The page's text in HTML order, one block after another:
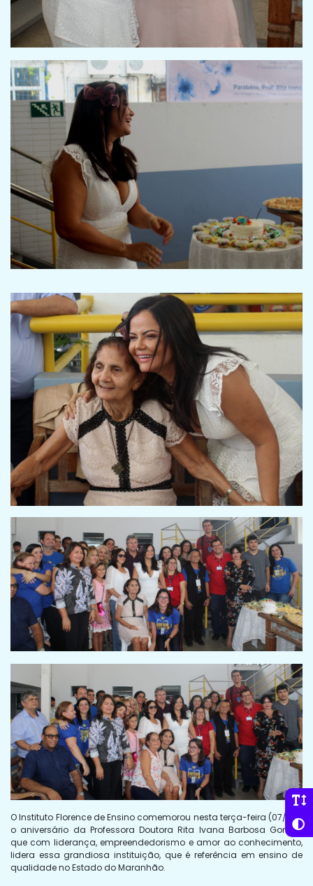
O Instituto Florence de Ensino comemorou nesta terça-feira (07/08),
o aniversário da Professora Doutora Rita Ivana Barbosa Gomes,
que com liderança, empreendedorismo e amor ao conhecimento,
lidera essa grandiosa instituição, que é referência em ensino de
qualidade no Estado do Maranhão.